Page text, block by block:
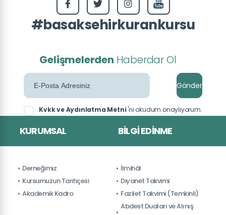
#basaksehirkurankursu
Gelişmelerden Haberdar Ol
Gönder
Kvkk ve Aydınlatma Metni'ni okudum onaylıyorum.
KURUMSAL
Derneğimiz
Kursumuzun Tarihçesi
Akademik Kadro
BILGI EDINME
İlmihâl
Diyanet Takvimi
Fazilet Takvimi (Temkinli)
Abdest Duaları ve Alınış